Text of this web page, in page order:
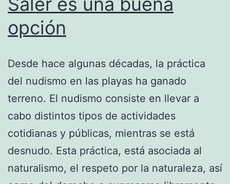
opción
Desde hace algunas décadas, la práctica
del nudismo en las playas ha ganado
terreno. El nudismo consiste en llevar a
cabo distintos tipos de actividades
cotidianas y públicas, mientras se está
desnudo. Esta práctica, está asociada al
naturalismo, el respeto por la naturaleza, así